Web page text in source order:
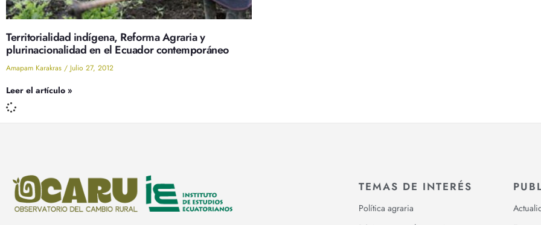
Territorialidad indígena, Reforma Agraria y
plurinacionalidad en el Ecuador contemporáneo
Amapam Karakras Julio 27, 2012
Leer el artículo »
TEMAS DE INTERÉS
Política agraria